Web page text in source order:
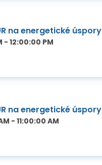
na energetické úspory
- 12:00:00 PM
na energetické úspory
- 11:00:00 AM